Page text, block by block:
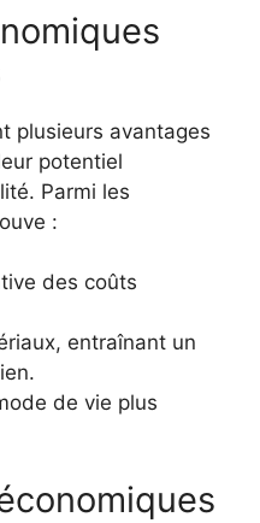
plusieurs avantages
potentiel
Parmi les
:
des coûts
entraînant un
de vie plus